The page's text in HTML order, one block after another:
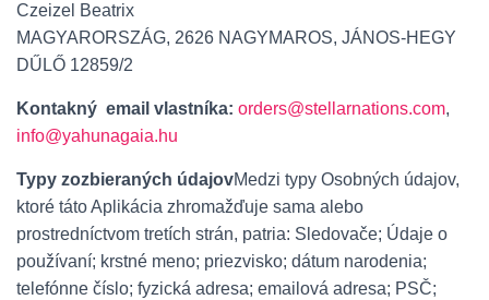
Czeizel Beatrix
MAGYARORSZÁG, 2626 NAGYMAROS, JÁNOS-HEGY
DŰLŐ 12859/2
Kontakný email vlastníka: orders@stellarnations.com,
info@yahunagaia.hu
Typy zozbieraných údajovMedzi typy Osobných údajov,
ktoré táto Aplikácia zhromažďuje sama alebo
prostredníctvom tretích strán, patria: Sledovače; Údaje o
používaní; krstné meno; priezvisko; dátum narodenia;
telefónne číslo; fyzická adresa; emailová adresa; PSČ;